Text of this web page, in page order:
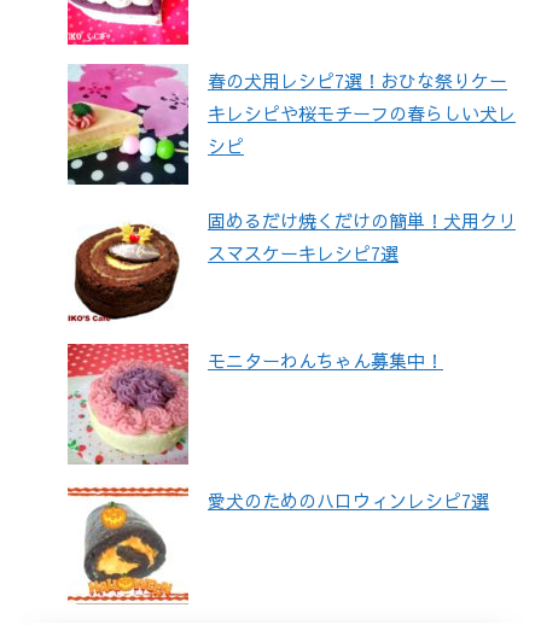
春の犬用レシピ7選！おひな祭りケー
キレシピや桜モチーフの春らしい犬レ
シピ
固めるだけ焼くだけの簡単！犬用クリ
スマスケーキレシピ7選
モニターわんちゃん募集中！
愛犬のためのハロウィンレシピ7選